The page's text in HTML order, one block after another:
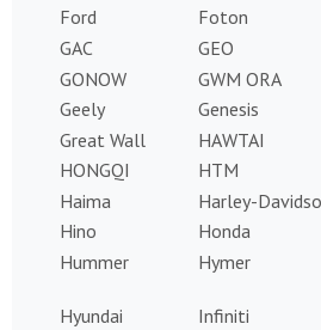
Ford
Foton
GAC
GEO
GONOW
GWM ORA
Geely
Genesis
Great Wall
HAWTAI
HONGQI
HTM
Haima
Harley-
Hino
Honda
Hummer
Hymer
Hyundai
Infiniti